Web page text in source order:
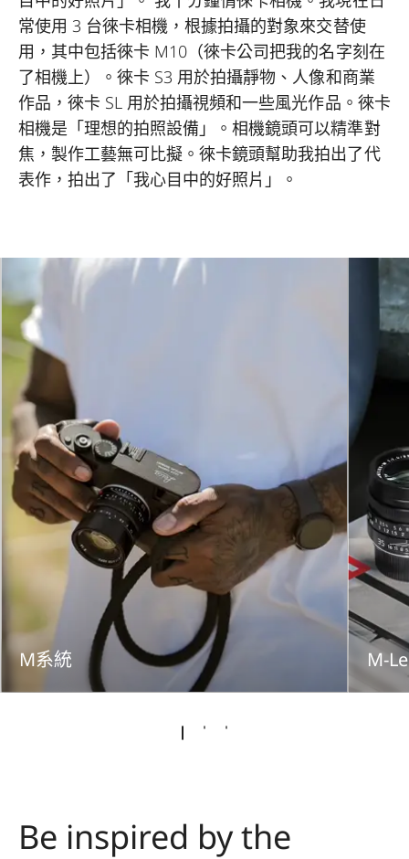
常使用 3 台徠卡相機，根據拍攝的對象來交替使
用，其中包括徠卡 M10（徠卡公司把我的名字刻在
了相機上）。徠卡 S3 用於拍攝靜物、人像和商業
作品，徠卡 SL 用於拍攝視頻和一些風光作品。徠卡
相機是「理想的拍照設備」。相機鏡頭可以精準對
焦，製作工藝無可比擬。徠卡鏡頭幫助我拍出了代
表作，拍出了「我心目中的好照片」。
M系統 M-
Be inspired by the